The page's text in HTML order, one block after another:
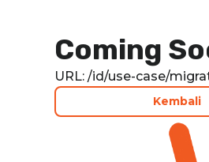
Coming
URL: /id/use-case/
Kembali